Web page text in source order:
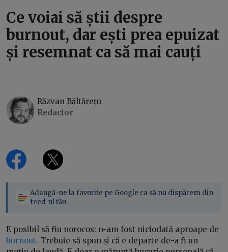
Ce voiai să știi despre
burnout, dar ești prea epuizat
și resemnat ca să mai cauți
Răzvan Băltărețu
Redactor
Adaugă-ne la favorite pe Google ca să nu dispărem din
feed-ul tău
E posibil să fiu norocos: n-am fost niciodată aproape de
burnout. Trebuie să spun și că e departe de-a fi un